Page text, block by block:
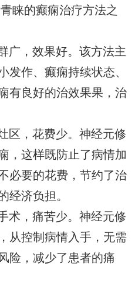
睐的癫痫治疗方法之
广，效果好。该方法主
发作、癫痫持续状态、
有良好的治效果果，治
区，花费少。神经元修
，这样既防止了病情加
必要的花费，节约了治
经济负担。
术，痛苦少。神经元修
从控制病情入手，无需
险，减少了患者的痛